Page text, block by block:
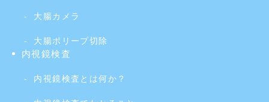
大腸カメラ
大腸ポリープ切除
内視鏡検査
内視鏡検査とは何か？